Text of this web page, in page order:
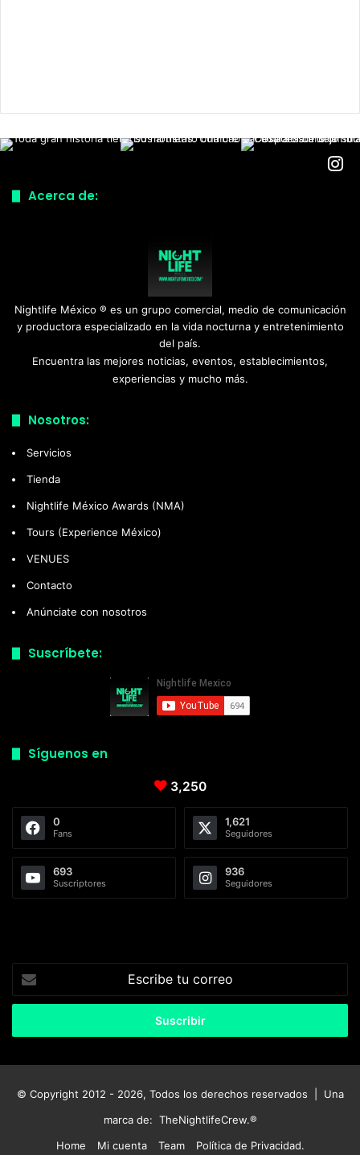
Acerca de:
Nightlife México ® es un grupo comercial, medio de comunicación
y productora especializado en la vida nocturna y entretenimiento
del país.
Encuentra las mejores noticias, eventos, establecimientos,
experiencias y mucho más.
Nosotros:
Servicios
Tienda
Nightlife México Awards (NMA)
Tours (Experience México)
VENUES
Contacto
Anúnciate con nosotros
Suscríbete:
Síguenos en
3,250
0
Fans
1,621
Seguidores
693
Suscriptores
936
Seguidores
Escribe
tu
correo
© Copyright 2012 - 2026, Todos los derechos reservados | Una
marca de: TheNightlifeCrew.®
Home
Mi cuenta Team Política de Privacidad.